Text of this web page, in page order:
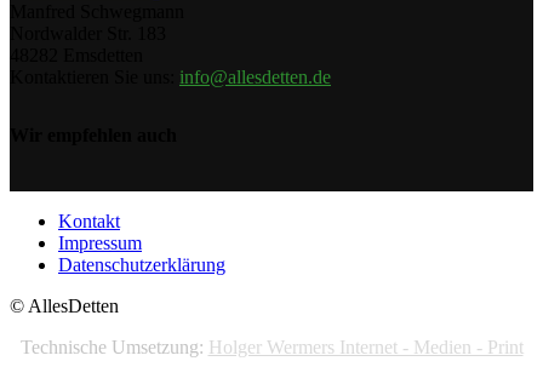
info@allesdetten.de
Kontakt
Impressum
Datenschutzerklärung
© AllesDetten
Technische Umsetzung: Holger Wermers Internet - Medien - Print